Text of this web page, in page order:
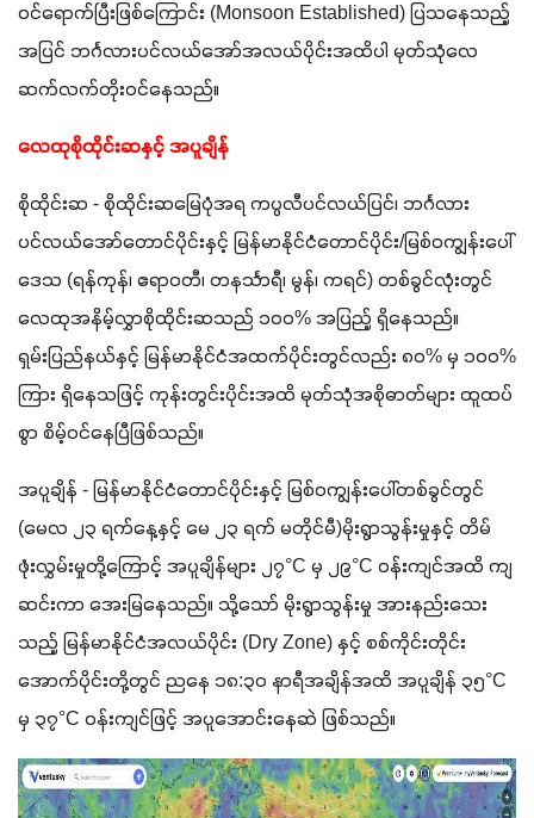
ဝင်ရောက်ပြီးဖြစ်ကြောင်း (Monsoon Established) ပြသနေသည့်
အပြင် ဘင်္ဂလားပင်လယ်အော်အလယ်ပိုင်းအထိပါ မုတ်သုံလေ
ဆက်လက်တိုးဝင်နေသည်။
လေထုစိုထိုင်းဆနှင့် အပူချိန်
စိုထိုင်းဆ - စိုထိုင်းဆမြေပုံအရ ကပ္ပလီပင်လယ်ပြင်၊ ဘင်္ဂလား
ပင်လယ်အော်တောင်ပိုင်းနှင့် မြန်မာနိုင်ငံတောင်ပိုင်း/မြစ်ဝကျွန်းပေါ်
ဒေသ (ရန်ကုန်၊ ဧရာဝတီ၊ တနင်္သာရီ၊ မွန်၊ ကရင်) တစ်ခွင်လုံးတွင်
လေထုအနိမ့်လွှာစိုထိုင်းဆသည် ၁၀၀% အပြည့် ရှိနေသည်။
ရှမ်းပြည်နယ်နှင့် မြန်မာနိုင်ငံအထက်ပိုင်းတွင်လည်း ၈၀% မှ ၁၀၀%
ကြား ရှိနေသဖြင့် ကုန်းတွင်းပိုင်းအထိ မုတ်သုံအစိုဓာတ်များ ထူထပ်
စွာ စိမ့်ဝင်နေပြီဖြစ်သည်။
အပူချိန် - မြန်မာနိုင်ငံတောင်ပိုင်းနှင့် မြစ်ဝကျွန်းပေါ်တစ်ခွင်တွင်
(မေလ ၂၃ ရက်နေ့နှင့် မေ ၂၃ ရက် မတိုင်မီ)မိုးရွာသွန်းမှုနှင့် တိမ်
ဖုံးလွှမ်းမှုတို့ကြောင့် အပူချိန်များ ၂၇°C မှ ၂၉°C ဝန်းကျင်အထိ ကျ
ဆင်းကာ အေးမြနေသည်။ သို့သော် မိုးရွာသွန်းမှု အားနည်းသေး
သည့် မြန်မာနိုင်ငံအလယ်ပိုင်း (Dry Zone) နှင့် စစ်ကိုင်းတိုင်း
အောက်ပိုင်းတို့တွင် ညနေ ၁၈:၃၀ နာရီအချိန်အထိ အပူချိန် ၃၅°C
မှ ၃၇°C ဝန်းကျင်ဖြင့် အပူအောင်းနေဆဲ ဖြစ်သည်။